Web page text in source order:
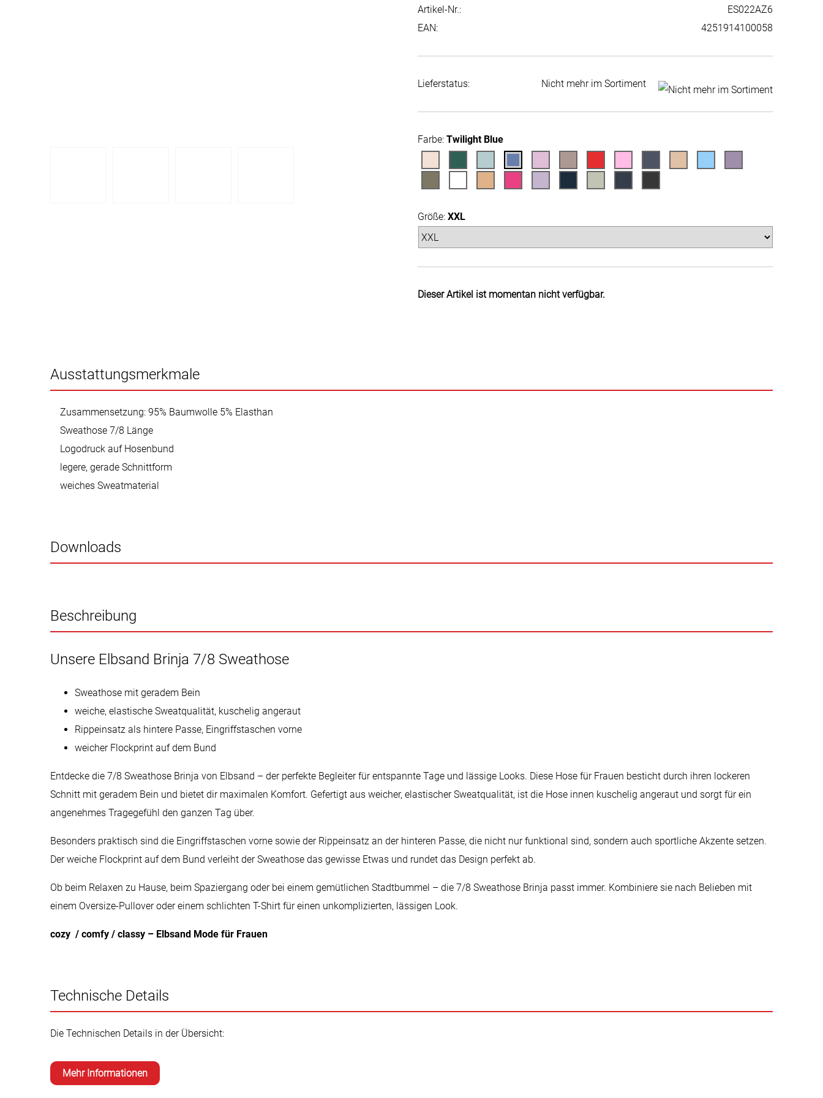
Artikel-Nr.:
ES022AZ6
EAN:
4251914100058
Lieferstatus: Nicht mehr im Sortiment
Farbe: Twilight Blue
Größe: XXL
Dieser Artikel ist momentan nicht verfügbar.
Ausstattungsmerkmale
Zusammensetzung: 95% Baumwolle 5% Elasthan
Sweathose 7/8 Länge
Logodruck auf Hosenbund
legere, gerade Schnittform
weiches Sweatmaterial
Downloads
Beschreibung
Unsere Elbsand Brinja 7/8 Sweathose
Sweathose mit geradem Bein
weiche, elastische Sweatqualität, kuschelig angeraut
Rippeinsatz als hintere Passe, Eingriffstaschen vorne
weicher Flockprint auf dem Bund
Entdecke die 7/8 Sweathose Brinja von Elbsand – der perfekte Begleiter für entspannte Tage und lässige Looks. Diese Hose für Frauen besticht durch ihren lockeren
Schnitt mit geradem Bein und bietet dir maximalen Komfort. Gefertigt aus weicher, elastischer Sweatqualität, ist die Hose innen kuschelig angeraut und sorgt für ein
angenehmes Tragegefühl den ganzen Tag über.
Besonders praktisch sind die Eingriffstaschen vorne sowie der Rippeinsatz an der hinteren Passe, die nicht nur funktional sind, sondern auch sportliche Akzente setzen.
Der weiche Flockprint auf dem Bund verleiht der Sweathose das gewisse Etwas und rundet das Design perfekt ab.
Ob beim Relaxen zu Hause, beim Spaziergang oder bei einem gemütlichen Stadtbummel – die 7/8 Sweathose Brinja passt immer. Kombiniere sie nach Belieben mit
einem Oversize-Pullover oder einem schlichten T-Shirt für einen unkomplizierten, lässigen Look.
cozy / comfy / classy – Elbsand Mode für Frauen
Technische Details
Die Technischen Details in der Übersicht:
Mehr Informationen